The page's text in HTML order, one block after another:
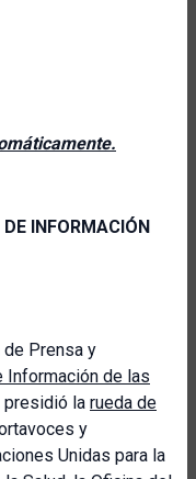
DE INFORMACIÓN
Prensa y
Información de las
presidió la rueda de
y
Unidas para la